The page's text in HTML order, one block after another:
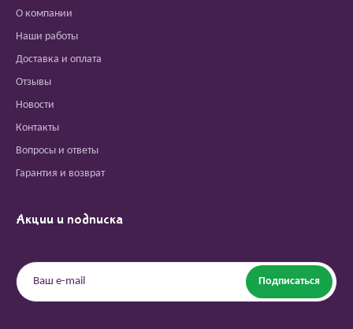
О компании
Наши работы
Доставка и оплата
Отзывы
Новости
Контакты
Вопросы и ответы
Гарантия и возврат
Акции и подписка
Подписаться